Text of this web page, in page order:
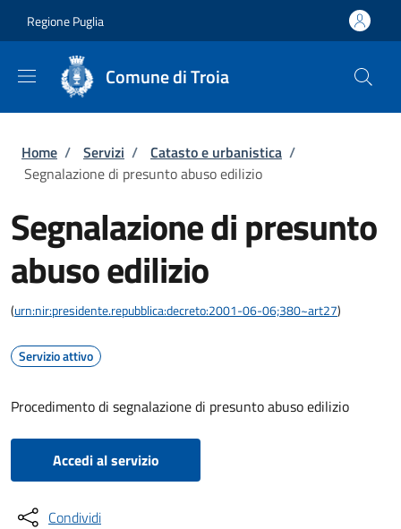
Regione Puglia
Comune di Troia
Briciole di pane
Home / Servizi / Catasto e urbanistica /
Segnalazione di presunto abuso edilizio
Segnalazione di presunto
abuso edilizio
(urn:nir:presidente.repubblica:decreto:2001-06-06;380~art27)
Servizio attivo
Procedimento di segnalazione di presunto abuso edilizio
Accedi al servizio
Condividi